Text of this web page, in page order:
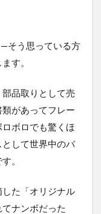
そう思っている方
す。
品取りとして売
があってフレー
ボロでも驚くほ
して世界中のバ
。
た「オリジナル
ナンボだった